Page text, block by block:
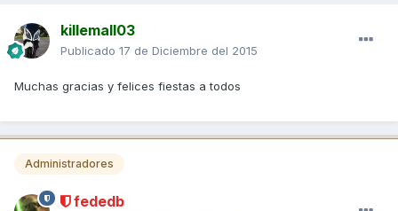
killemall03
Publicado 17 de Diciembre del 2015
Muchas gracias y felices fiestas a todos
Administradores
fededb